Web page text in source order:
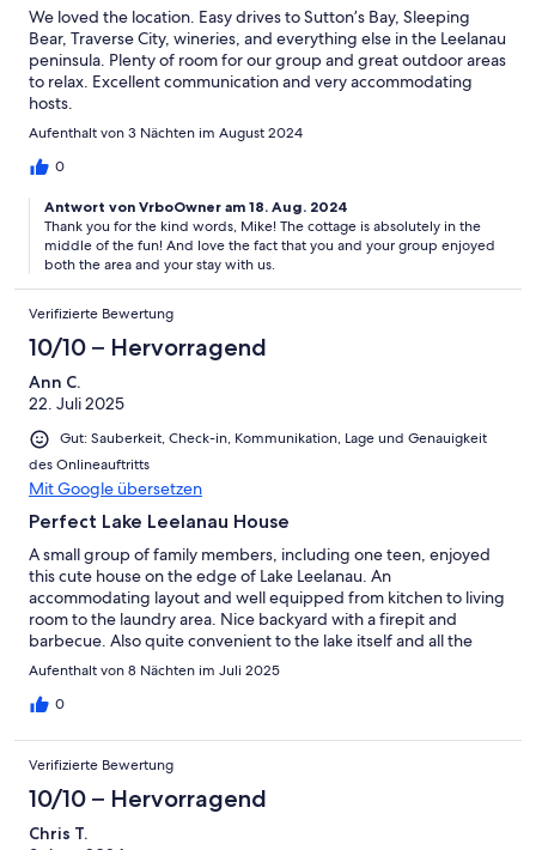
We loved the location. Easy drives to Sutton’s Bay, Sleeping
Bear, Traverse City, wineries, and everything else in the Leelanau
peninsula. Plenty of room for our group and great outdoor areas
to relax. Excellent communication and very accommodating
hosts.
Aufenthalt von 3 Nächten im August 2024
0
Antwort von VrboOwner am 18. Aug. 2024
Thank you for the kind words, Mike! The cottage is absolutely in the
middle of the fun! And love the fact that you and your group enjoyed
both the area and your stay with us.
Verifizierte Bewertung
10/10 – Hervorragend
Ann C.
22. Juli 2025
Gut: Sauberkeit, Check-in, Kommunikation, Lage und Genauigkeit
des Onlineauftritts
Mit Google übersetzen
Perfect Lake Leelanau House
A small group of family members, including one teen, enjoyed
this cute house on the edge of Lake Leelanau. An
accommodating layout and well equipped from kitchen to living
room to the laundry area. Nice backyard with a firepit and
barbecue. Also quite convenient to the lake itself and all the
little eateries that are making the town of Lake Leelanau a
Aufenthalt von 8 Nächten im Juli 2025
0
Verifizierte Bewertung
10/10 – Hervorragend
Chris T.